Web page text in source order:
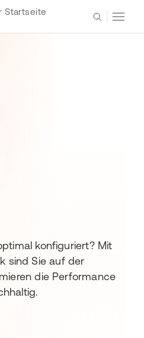
konfiguriert? Mit
sind Sie auf der
die Performance